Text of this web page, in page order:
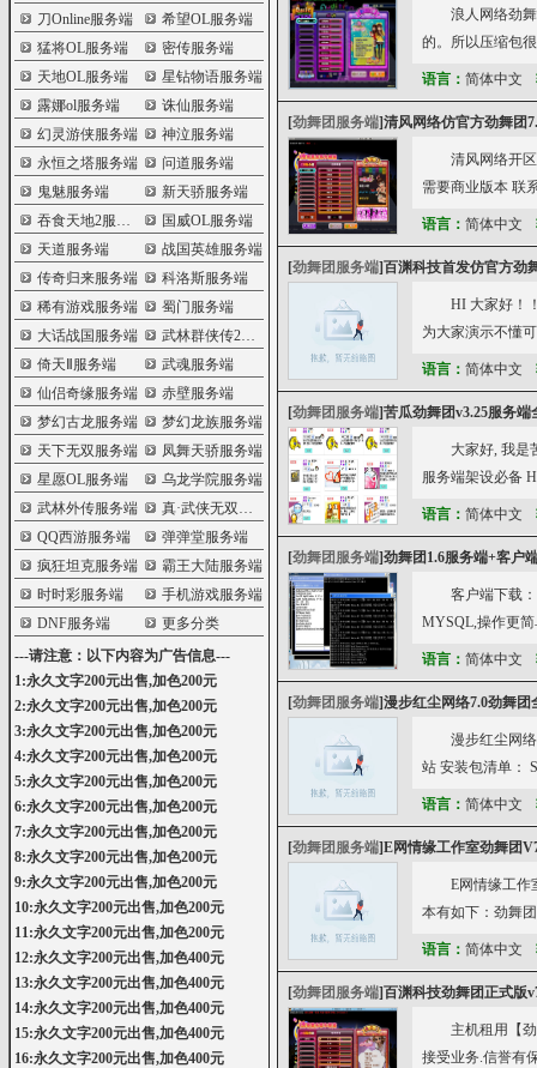
刀Online服务端
希望OL服务端
猛将OL服务端
密传服务端
天地OL服务端
星钻物语服务端
露娜ol服务端
诛仙服务端
幻灵游侠服务端
神泣服务端
永恒之塔服务端
问道服务端
鬼魅服务端
新天骄服务端
吞食天地2服务端
国威OL服务端
天道服务端
战国英雄服务端
传奇归来服务端
科洛斯服务端
稀有游戏服务端
蜀门服务端
大话战国服务端
武林群侠传2服务端
倚天Ⅱ服务端
武魂服务端
仙侣奇缘服务端
赤壁服务端
梦幻古龙服务端
梦幻龙族服务端
天下无双服务端
凤舞天骄服务端
星愿OL服务端
乌龙学院服务端
武林外传服务端
真·武侠无双服务端
QQ西游服务端
弹弹堂服务端
疯狂坦克服务端
霸王大陆服务端
时时彩服务端
手机游戏服务端
DNF服务端
更多分类
---请注意：以下内容为广告信息---
1:永久文字200元出售,加色200元
2:永久文字200元出售,加色200元
3:永久文字200元出售,加色200元
4:永久文字200元出售,加色200元
5:永久文字200元出售,加色200元
6:永久文字200元出售,加色200元
7:永久文字200元出售,加色200元
8:永久文字200元出售,加色200元
9:永久文字200元出售,加色200元
10:永久文字200元出售,加色200元
11:永久文字200元出售,加色200元
12:永久文字200元出售,加色400元
13:永久文字200元出售,加色400元
14:永久文字200元出售,加色400元
15:永久文字200元出售,加色400元
16:永久文字200元出售,加色400元
浪人网络劲
的。所以压缩包
语言： 简体中文
[劲舞团服务端]清风网络仿官方劲舞团
清风网络开
需要商业版本 联
语言： 简体中文
[劲舞团服务端]百渊科技首发仿官方劲
HI 大家好！
为大家演示不懂
语言： 简体中文
[劲舞团服务端]苦瓜劲舞团v3.25服务端
大家好, 我是
服务端架设必备
语言： 简体中文
[劲舞团服务端]劲舞团1.6服务端+客户
客户端下载
MYSQL,操作更
语言： 简体中文
[劲舞团服务端]漫步红尘网络7.0劲舞团
漫步红尘网
站 安装包清单：
语言： 简体中文
[劲舞团服务端]E网情缘工作室劲舞团
E网情缘工作
本有如下：劲舞
语言： 简体中文
[劲舞团服务端]百渊科技劲舞团正式版
主机租用【
接受业务.信誉有